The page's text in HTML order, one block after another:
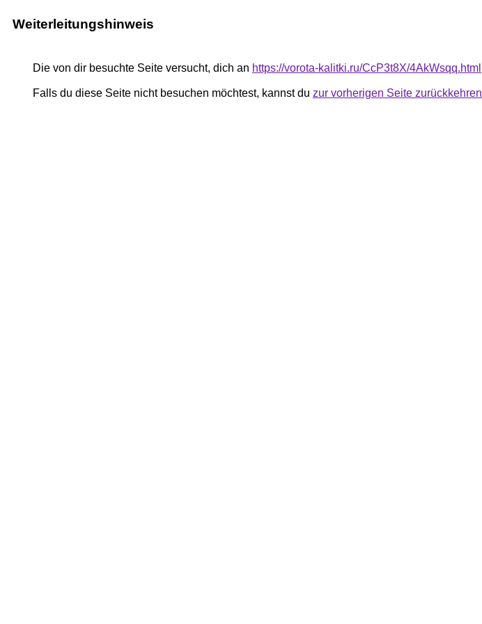
Weiterleitungshinweis
Die von dir besuchte Seite versucht, dich an https://vorota-kalitki.ru/CcP3t8X/4AkWsqq.html
Falls du diese Seite nicht besuchen möchtest, kannst du zur vorherigen Seite zurückkehren